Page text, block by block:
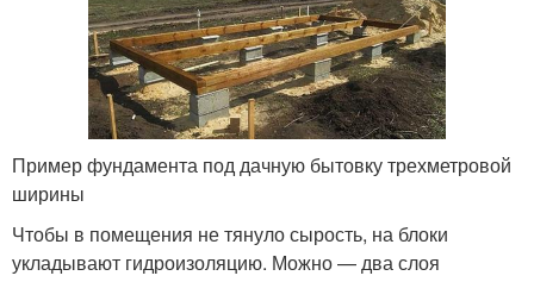
Пример фундамента под дачную бытовку трехметровой
ширины
Чтобы в помещения не тянуло сырость, на блоки
укладывают гидроизоляцию. Можно — два слоя